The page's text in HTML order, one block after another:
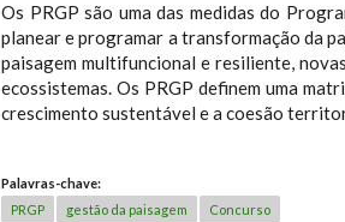
Os PRGP são uma das medidas do
planear e programar a transformação da
paisagem multifuncional e resiliente,
ecossistemas. Os PRGP definem uma
crescimento sustentável e a coesão
Palavras-chave:
PRGP
gestão da paisagem Concurso